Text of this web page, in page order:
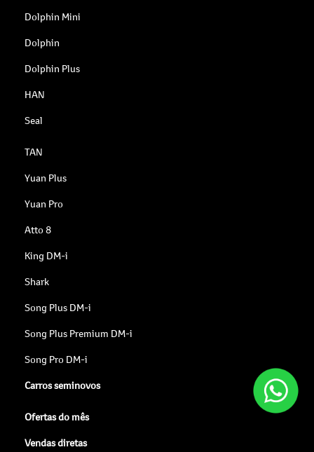
Dolphin Mini
Dolphin
Dolphin Plus
HAN
Seal
TAN
Yuan Plus
Yuan Pro
Atto 8
King DM-i
Shark
Song Plus DM-i
Song Plus Premium DM-i
Song Pro DM-i
Carros seminovos
Ofertas do mês
Vendas diretas